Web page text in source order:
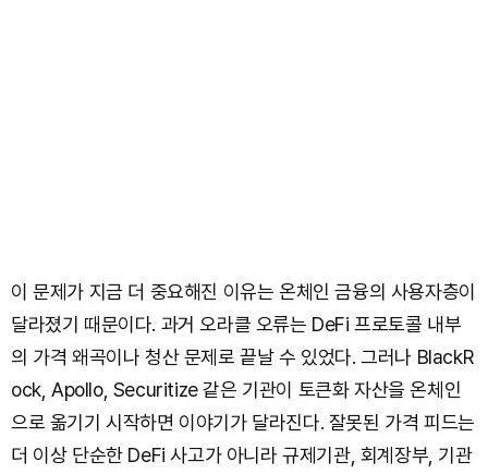
이 문제가 지금 더 중요해진 이유는 온체인 금융의 사용자층이
달라졌기 때문이다. 과거 오라클 오류는 DeFi 프로토콜 내부
의 가격 왜곡이나 청산 문제로 끝날 수 있었다. 그러나 BlackR
ock, Apollo, Securitize 같은 기관이 토큰화 자산을 온체인
으로 옮기기 시작하면 이야기가 달라진다. 잘못된 가격 피드는
더 이상 단순한 DeFi 사고가 아니라 규제기관, 회계장부, 기관